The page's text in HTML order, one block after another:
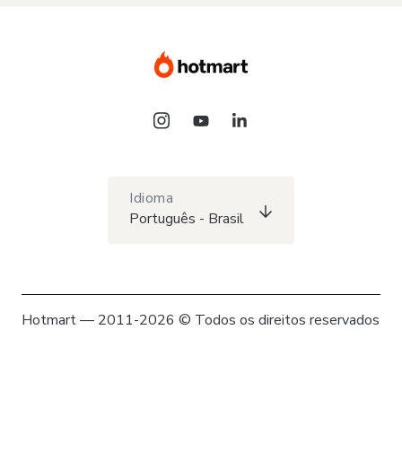
Idioma
Português - Brasil
Hotmart — 2011-2026 © Todos os direitos reservados